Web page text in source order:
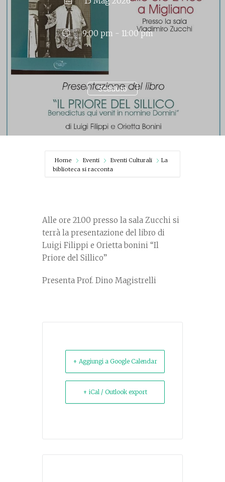
Scaduto
9:00 pm - 11:00 pm
Home Eventi Eventi Culturali
La
biblioteca si racconta
Alle ore 21.00 presso la sala Zucchi si
terrà la presentazione del libro di
Luigi Filippi e Orietta bonini “Il
Priore del Sillico”
Presenta Prof. Dino Magistrelli
+ Aggiungi a Google Calendar
+ iCal / Outlook export